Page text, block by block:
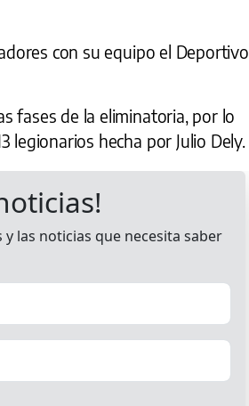
con su equipo el Deportivo
fases de la eliminatoria, por lo
legionarios hecha por Julio Dely.